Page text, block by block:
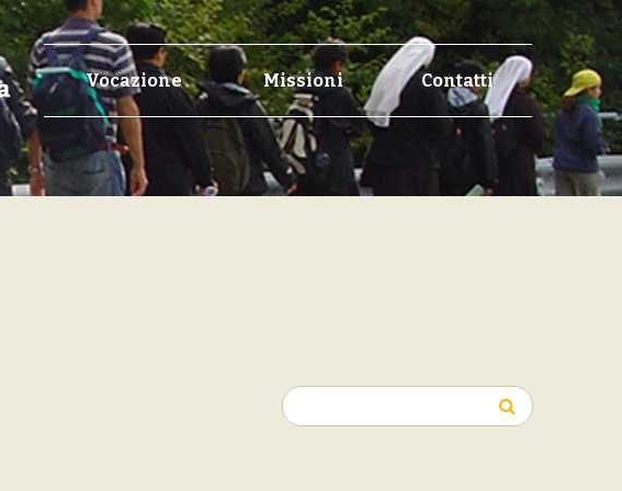
Vocazione Missioni Contatti
Ricerca
per: